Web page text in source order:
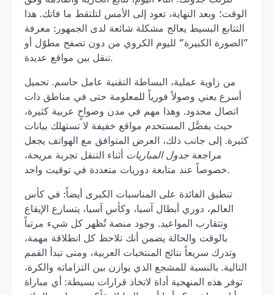
الوقت؛ وبعد النهاية، تعود إلى الأمس لتلتقط ما فاتك. هذا
التتابع البسيط يعالج مشكلة شائعة لدى الجمهور: معرفة
“الصورة الكبيرة” لليوم الكروي من دون تصفح مطوّل أو
تنقل بين مواقع عديدة.
من زاوية عملية، البساطة التقنية عامل حاسم. تحميل
أسرع يعني وصولاً فورياً للمعلومة حتى في مناطق ذات
اتصال محدود. وهذا مهم في مدن وضواحٍ عربية كثيرة،
حيث يفضَّل المستخدم مواقع خفيفة لا تستهلك بيانات
كثيرة. إلى جانب ذلك، العرض المتوافق مع الهواتف يجعل
مراجعة جدول المباريات أثناء التنقل تجربة مريحة،
خصوصاً عند متابعة دوريات متعددة في توقيت واحد.
تنطبق الفائدة على المناسبات الكبرى أيضاً: في كأس
العالم، دوري أبطال آسيا، وكأس آسيا، يتسارع الإيقاع
وتتقارب المواعيد. وجود منصة تُظهر كل شيء مرتباً
بالوقت والحالة يضمن أنك تلاحظ كل انطلاقة مهمة،
وتدرك سريعاً نتائج المنتخبات العربية، ومتى تبدأ القمم
التالية. بالنسبة للمشجع الذي يوازن بين التزاماته والكرة،
توفر هذه المنهجية أداة لاتخاذ قرارات بسيطة: أي مباراة